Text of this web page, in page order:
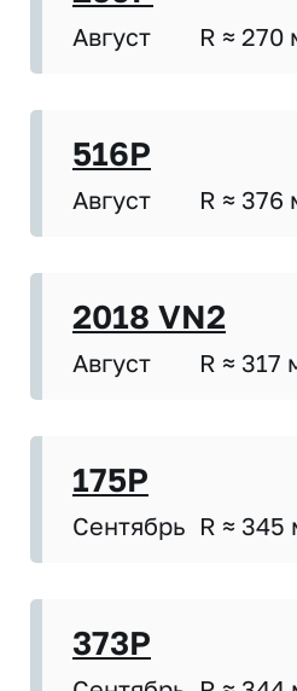
Август R ≈ 270
516P
Август R ≈ 376
2018 VN2
Август R ≈ 317
175P
Сентябрь R ≈ 345
373P